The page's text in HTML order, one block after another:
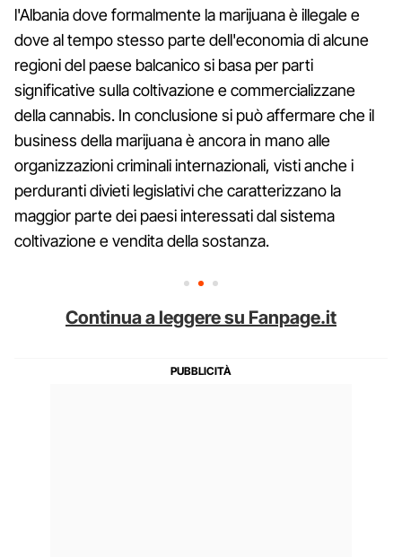
l'Albania dove formalmente la marijuana è illegale e
dove al tempo stesso parte dell'economia di alcune
regioni del paese balcanico si basa per parti
significative sulla coltivazione e commercializzane
della cannabis. In conclusione si può affermare che il
business della marijuana è ancora in mano alle
organizzazioni criminali internazionali, visti anche i
perduranti divieti legislativi che caratterizzano la
maggior parte dei paesi interessati dal sistema
coltivazione e vendita della sostanza.
Continua a leggere su Fanpage.it